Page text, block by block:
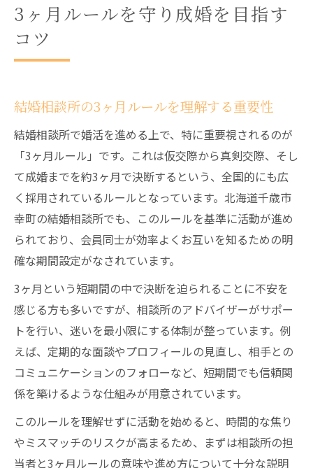
3ヶ月ルールを守り成婚を目指す
コツ
結婚相談所の3ヶ月ルールを理解する重要性
結婚相談所で婚活を進める上で、特に重要視されるのが
「3ヶ月ルール」です。これは仮交際から真剣交際、そし
て成婚までを約3ヶ月で決断するという、全国的にも広
く採用されているルールとなっています。北海道千歳市
幸町の結婚相談所でも、このルールを基準に活動が進め
られており、会員同士が効率よくお互いを知るための明
確な期間設定がなされています。
3ヶ月という短期間の中で決断を迫られることに不安を
感じる方も多いですが、相談所のアドバイザーがサポー
トを行い、迷いを最小限にする体制が整っています。例
えば、定期的な面談やプロフィールの見直し、相手との
コミュニケーションのフォローなど、短期間でも信頼関
係を築けるような仕組みが用意されています。
このルールを理解せずに活動を始めると、時間的な焦り
やミスマッチのリスクが高まるため、まずは相談所の担
当者と3ヶ月ルールの意味や進め方について十分な説明